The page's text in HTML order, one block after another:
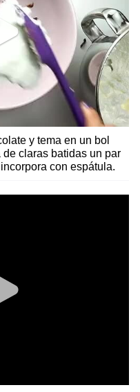
y tema en un bol
claras batidas un par
con espátula.